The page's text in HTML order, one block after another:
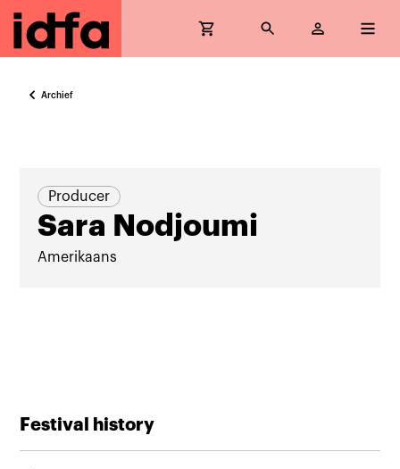
Archief
Producer
Sara Nodjoumi
Amerikaans
Festival history